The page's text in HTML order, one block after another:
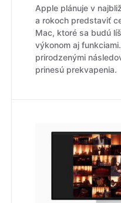
Apple plánuje v
a rokoch predstaviť
Mac, ktoré sa budú
výkonom aj
prirodzenými
prinesú prekvapenia.